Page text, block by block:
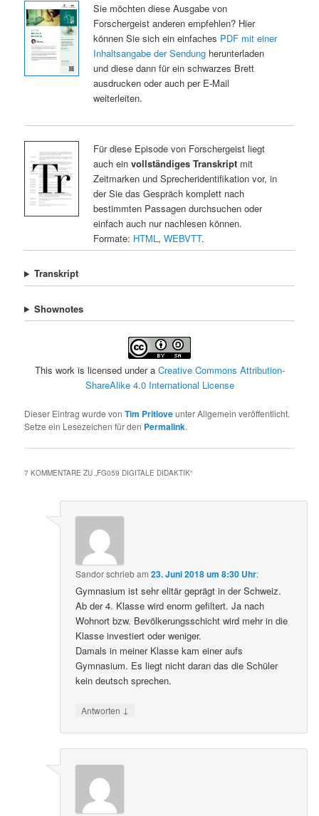
Sie möchten diese Ausgabe von
Forschergeist anderen empfehlen? Hier
können Sie sich ein einfaches PDF mit einer
Inhaltsangabe der Sendungherunterladen
und diese dann für ein schwarzes Brett
ausdrucken oder auch per E-Mail
weiterleiten.
Für diese Episode von Forschergeist liegt
auch ein vollständiges Transkriptmit
Zeitmarken und Sprecheridentifikation vor, in
der Sie das Gespräch komplett nach
bestimmten Passagen durchsuchen oder
einfach auch nur nachlesen können.
Formate: HTML , WEBVTT.
Transkript
Shownotes
This work is licensed under a Creative Commons Attribution-
ShareAlike 4.0 International License
Dieser Eintrag wurde vonTim Pritloveunter Allgemein veröffentlicht.
Setze ein Lesezeichen für den Permalink.
7 KOMMENTARE ZU „FG059 DIGITALE DIDAKTIK“
Sandorschriebam23. Juni 2018 um 8:30 Uhr:
Gymnasium ist sehr elitär geprägt in der Schweiz.
Ab der 4. Klasse wird enorm gefiltert. Ja nach
Wohnort bzw. Bevölkerungsschicht wird mehr in die
Klasse investiert oder weniger.
Damals in meiner Klasse kam einer aufs
Gymnasium. Es liegt nicht daran das die Schüler
kein deutsch sprechen.
Antworten ↓